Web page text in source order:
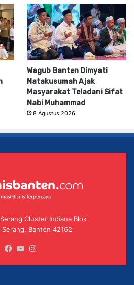
Wagub Banten Dimyati
Natakusumah Ajak
Masyarakat Teladani Sifat
Nabi Muhammad
8 Agustus 2026
Cluster Indiana Blok
Serang, Banten 42162
Facebook
YouTube